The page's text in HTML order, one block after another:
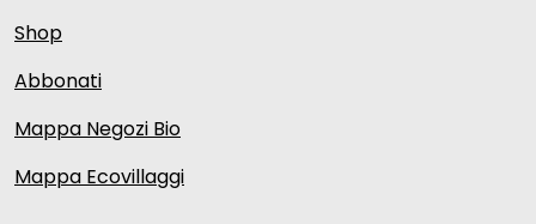
Shop
Abbonati
Mappa Negozi Bio
Mappa Ecovillaggi